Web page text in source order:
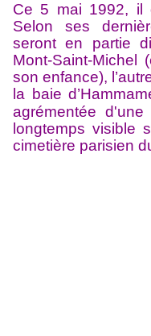
Ce 5 mai 1992, il
Selon ses
seront en partie
Mont-Saint-Michel
son enfance),
la baie
agrémentée
longtemps visible
cimetière parisien